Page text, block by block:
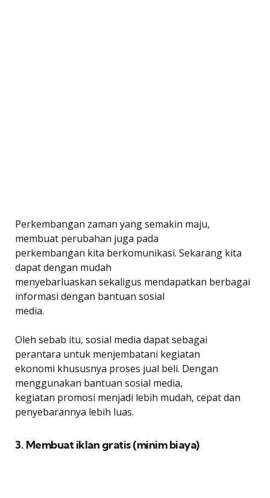
Perkembangan zaman yang semakin maju,
membuat perubahan juga pada
perkembangan kita berkomunikasi. Sekarang kita
dapat dengan mudah
menyebarluaskan sekaligus mendapatkan berbagai
informasi dengan bantuan sosial
media.
Oleh sebab itu, sosial media dapat sebagai
perantara untuk menjembatani kegiatan
ekonomi khususnya proses jual beli. Dengan
menggunakan bantuan sosial media,
kegiatan promosi menjadi lebih mudah, cepat dan
penyebarannya lebih luas.
3. Membuat iklan gratis (minim biaya)